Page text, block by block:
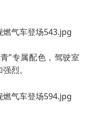
”专属配色，驾驶室
烈。